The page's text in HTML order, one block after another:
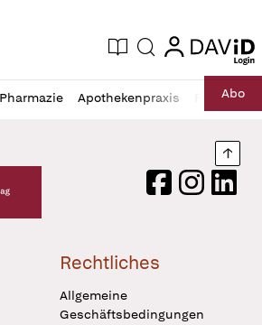
Zeitung
Aktuelle Ausgabe
Suche login
login
Pharmazie Apothekenpraxis RechtAbo
Verlag Logo
FacebookInstagram
Rechtliches
Allgemeine
Geschäftsbedingungen